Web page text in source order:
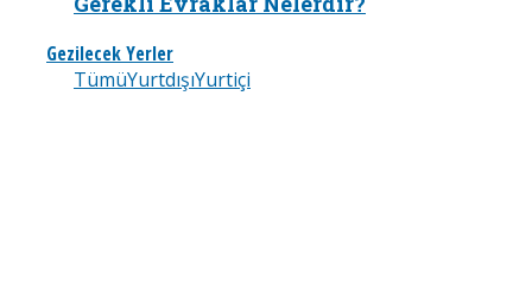
Gezilecek Yerler
TümüYurtdışıYurtiçi